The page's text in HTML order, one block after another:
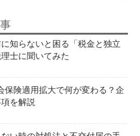
知らないと困る「税金と独立
士に聞いてみた
保険適用拡大で何が変わる？企
を解説